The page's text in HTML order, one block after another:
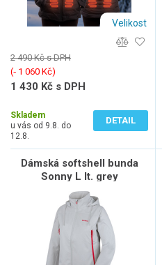
Velikost
2 490 Kč s DPH
(‐ 1 060 Kč)
1 430 Kč s DPH
Skladem
u vás od 9.8. do
12.8.
DETAIL
Dámská softshell bunda
Sonny L lt. grey